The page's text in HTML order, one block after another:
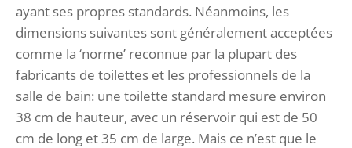
ayant ses propres standards. Néanmoins, les
dimensions suivantes sont généralement acceptées
comme la ‘norme’ reconnue par la plupart des
fabricants de toilettes et les professionnels de la
salle de bain: une toilette standard mesure environ
38 cm de hauteur, avec un réservoir qui est de 50
cm de long et 35 cm de large. Mais ce n’est que le